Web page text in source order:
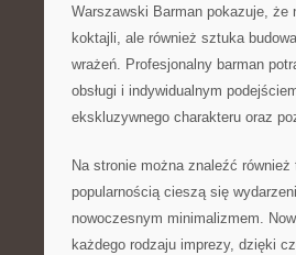
Warszawski Barman pokazuje, że
koktajli, ale również sztuka
wrażeń. Profesjonalny barman
obsługi i indywidualnym
ekskluzywnego charakteru oraz
Na stronie można znaleźć
popularnością cieszą się
nowoczesnym minimalizmem.
każdego rodzaju imprezy, dzięki